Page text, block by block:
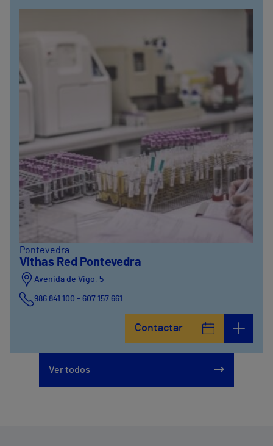
Pontevedra
Vithas Red Pontevedra
Avenida de Vigo, 5
986 841 100 - 607.157.661
Contactar
Ver todos